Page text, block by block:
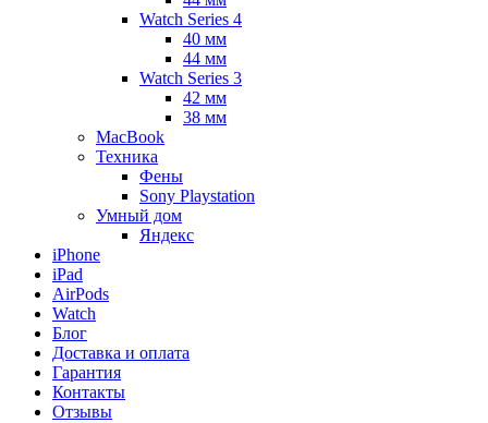
Watch Series 4
40 мм
44 мм
Watch Series 3
42 мм
38 мм
MacBook
Техника
Фены
Sony Playstation
Умный дом
Яндекс
iPhone
iPad
AirPods
Watch
Блог
Доставка и оплата
Гарантия
Контакты
Отзывы